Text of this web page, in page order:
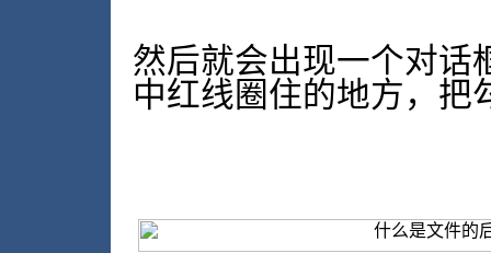
然后就会出现一个对话
中红线圈住的地方，把